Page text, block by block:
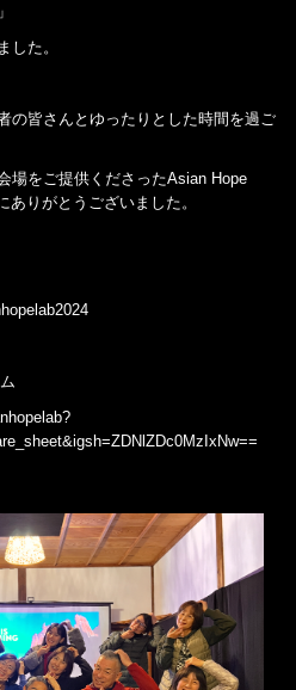
した。
の皆さんとゆったりとした時間を過ご
場をご提供くださったAsian Hope
ありがとうございました。